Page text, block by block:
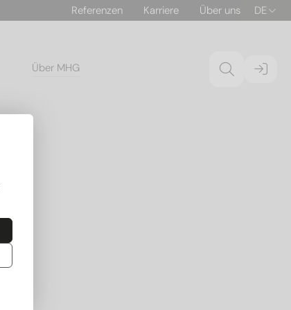
Referenzen Karriere Über uns DE
Über MHG